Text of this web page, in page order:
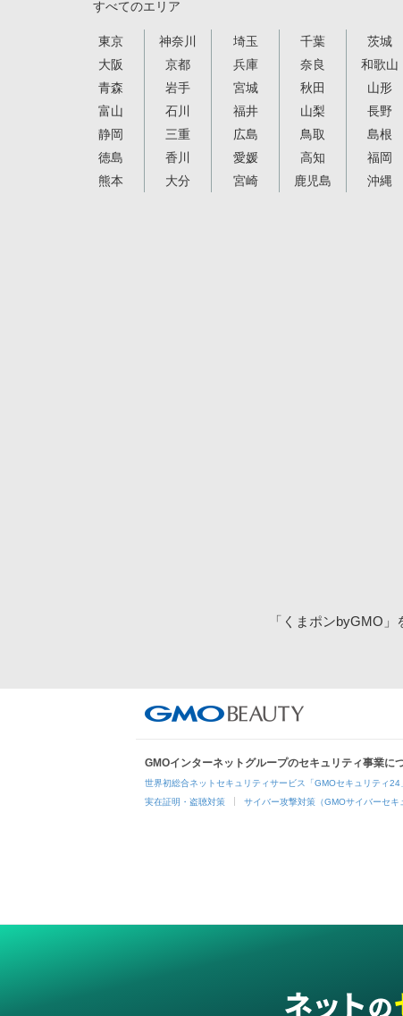
すべてのエリア
東京 神奈川 埼玉 千葉 茨城
大阪
京都 兵庫 奈良 和歌山
青森
岩手 宮城 秋田 山形
富山
石川 福井 山梨 長野
静岡
三重 広島 鳥取 島根
徳島
香川 愛媛 高知 福岡
熊本
大分 宮崎 鹿児島 沖縄
「くまポンbyGMO
GMOインターネットグループのセキュリティ事業に
世界初総合ネットセキュリティサービス「GMOセキュリティ24
実在証明・盗聴対策 サイバー攻撃対策（GMOサイバーセキ